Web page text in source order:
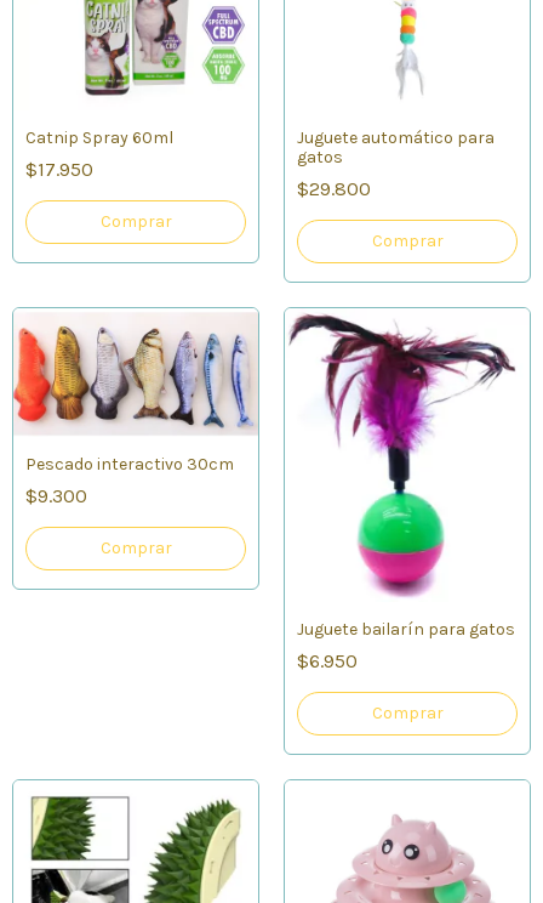
Catnip Spray 60ml
$17.950
Juguete automático para
gatos
$29.800
Pescado interactivo 30cm
$9.300
Comprar
Juguete bailarín para gatos
$6.950
Comprar